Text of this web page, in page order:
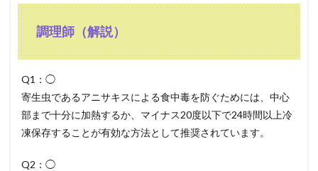
調理師（解説）
Q1：◯
寄生虫であるアニサキスによる食中毒を防ぐためには、中心
部まで十分に加熱するか、マイナス20度以下で24時間以上冷
凍保存することが有効な方法として推奨されています。
Q2：◯